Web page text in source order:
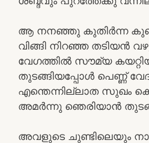
ആ നനഞ്ഞു കുതിർന്ന
വിങ്ങി നിറഞ്ഞ തടിയൻ
വേഗത്തിൽ സൗമ്യ
തുടങ്ങിയപ്പോൾ പെണ്ണ്
എന്തെന്നില്ലാത സുഖം
അമർന്നു ഞെരിയാൻ
അവളുടെ ചുണ്ടിലെയും